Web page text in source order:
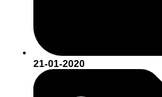
21-01-2020